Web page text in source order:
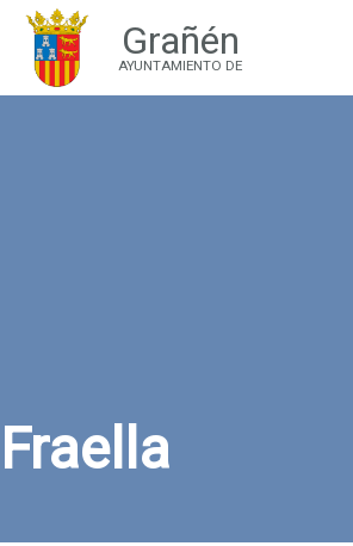
Grañén
AYUNTAMIENTO DE
Fraella